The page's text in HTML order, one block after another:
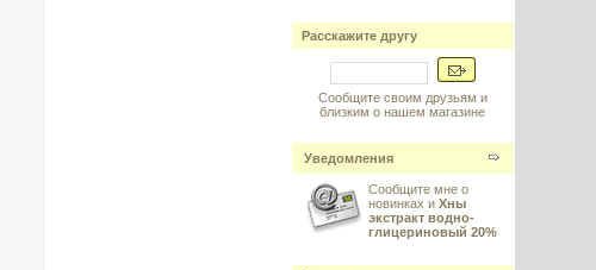
Расскажите другу
Сообщите своим друзьям и
близким о нашем магазине
Уведомления
Сообщите мне о
новинках и Хны
экстракт водно-
глицериновый 20%